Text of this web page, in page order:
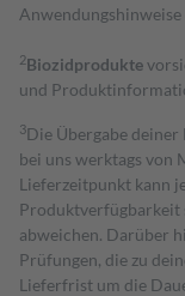
2Biozidprodukte
und
3Die Übergabe
bei uns werktags von
Lieferzeitpunkt kann
Produktverfügbarkeit
abweichen. Darüber
Prüfungen, die zu
Lieferfrist um die